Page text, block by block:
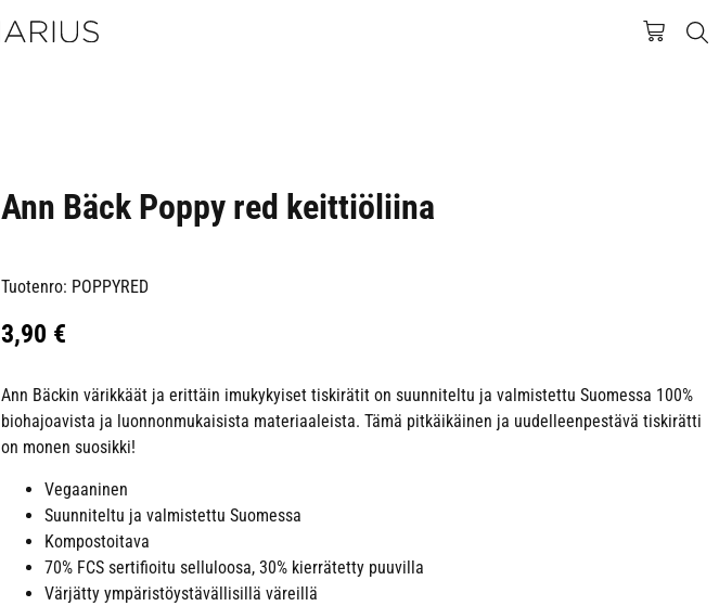
Ann Bäck Poppy red keittiöliina
Tuotenro: POPPYRED
3,90 €
Ann Bäckin värikkäät ja erittäin imukykyiset tiskirätit on suunniteltu ja valmistettu Suomessa 100%
biohajoavista ja luonnonmukaisista materiaaleista. Tämä pitkäikäinen ja uudelleenpestävä tiskirätti
on monen suosikki!
Vegaaninen
Suunniteltu ja valmistettu Suomessa
Kompostoitava
70% FCS sertifioitu selluloosa, 30% kierrätetty puuvilla
Värjätty ympäristöystävällisillä väreillä